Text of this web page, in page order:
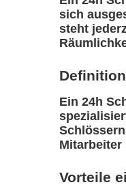
sich
steht
Ein 24h
Mitarbeiter
Vorteile